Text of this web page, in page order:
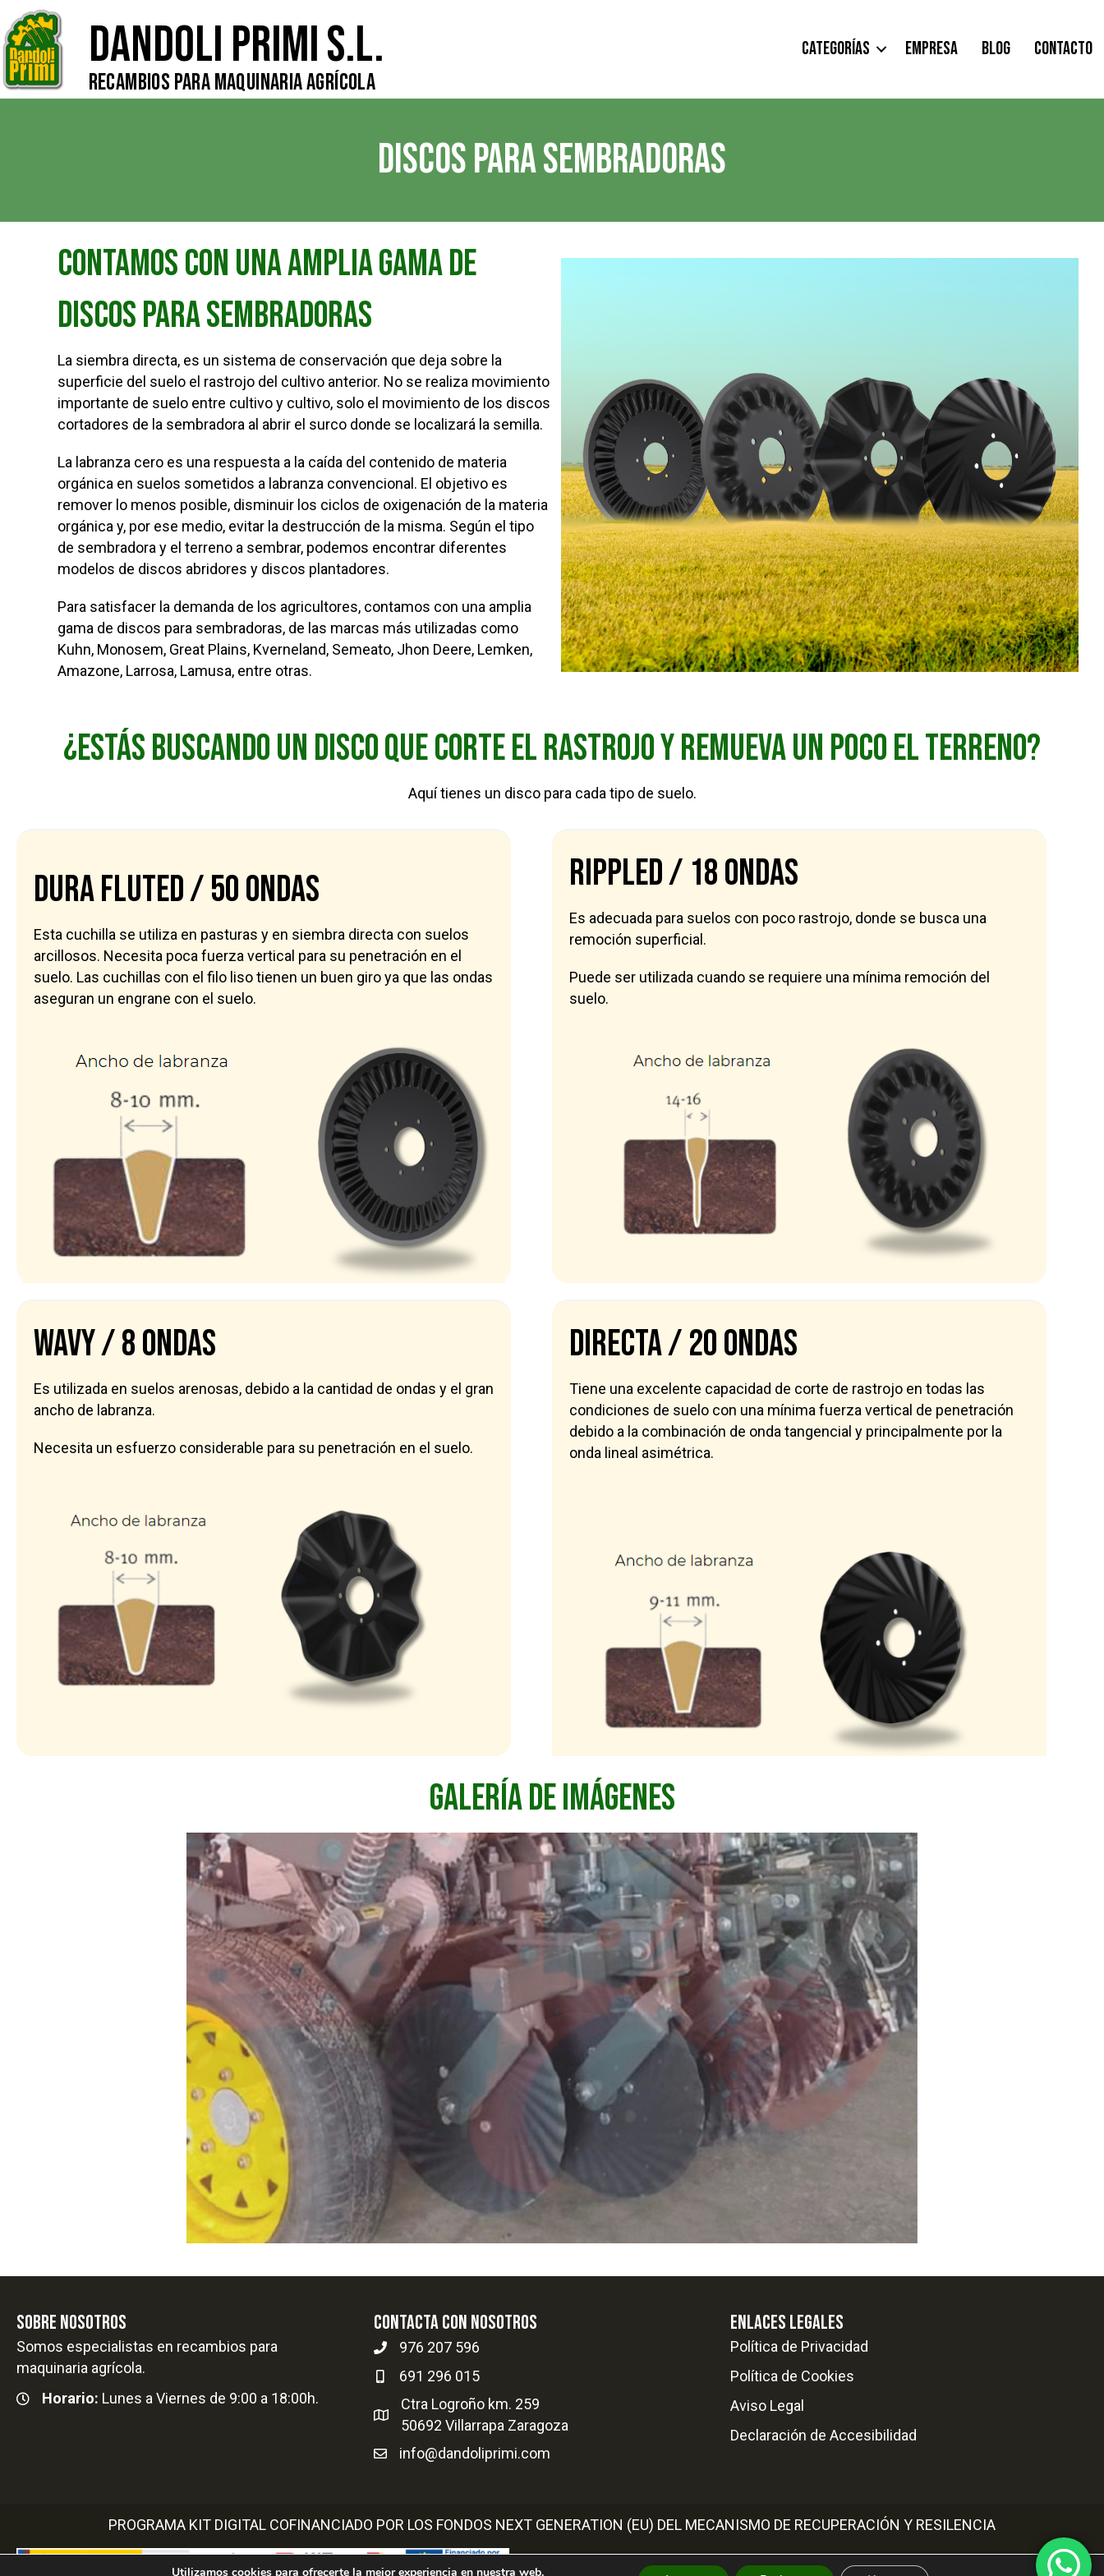
Dandoli Primi S.L.
Recambios para Maquinaria Agrícola
CATEGORÍAS EMPRESA BLOG CONTACTO
DISCOS PARA SEMBRADORAS
Contamos con una amplia gama de
discos para sembradoras
La siembra directa, es un sistema de conservación que deja sobre la
superficie del suelo el rastrojo del cultivo anterior. No se realiza movimiento
importante de suelo entre cultivo y cultivo, solo el movimiento de los discos
cortadores de la sembradora al abrir el surco donde se localizará la semilla.
La labranza cero es una respuesta a la caída del contenido de materia
orgánica en suelos sometidos a labranza convencional. El objetivo es
remover lo menos posible, disminuir los ciclos de oxigenación de la materia
orgánica y, por ese medio, evitar la destrucción de la misma. Según el tipo
de sembradora y el terreno a sembrar, podemos encontrar diferentes
modelos de discos abridores y discos plantadores.
Para satisfacer la demanda de los agricultores, contamos con una amplia
gama de discos para sembradoras, de las marcas más utilizadas como
Kuhn, Monosem, Great Plains, Kverneland, Semeato, Jhon Deere, Lemken,
Amazone, Larrosa, Lamusa, entre otras.
¿Estás buscando un disco que corte el rastrojo y remueva un poco el terreno?
Aquí tienes un disco para cada tipo de suelo.
DURA FLUTED / 50 ondas
Esta cuchilla se utiliza en pasturas y en siembra directa con suelos
arcillosos. Necesita poca fuerza vertical para su penetración en el
suelo. Las cuchillas con el filo liso tienen un buen giro ya que las ondas
aseguran un engrane con el suelo.
RIPPLED / 18 ondas
Es adecuada para suelos con poco rastrojo, donde se busca una
remoción superficial.
Puede ser utilizada cuando se requiere una mínima remoción del
suelo.
WAVY / 8 ondas
Es utilizada en suelos arenosas, debido a la cantidad de ondas y el gran
ancho de labranza.
Necesita un esfuerzo considerable para su penetración en el suelo.
DIRECTA / 20 ondas
Tiene una excelente capacidad de corte de rastrojo en todas las
condiciones de suelo con una mínima fuerza vertical de penetración
debido a la combinación de onda tangencial y principalmente por la
onda lineal asimétrica.
GALERÍA DE IMÁGENES
SOBRE NOSOTROS
Somos especialistas en recambios para
maquinaria agrícola.
Horario: Lunes a Viernes de 9:00 a 18:00h.
Contacta con nosotros
976 207 596
691 296 015
Ctra Logroño km. 259
50692 Villarrapa Zaragoza
info@dandoliprimi.com
ENLACES LEGALES
Política de Privacidad
Política de Cookies
Aviso Legal
Declaración de Accesibilidad
PROGRAMA KIT DIGITAL COFINANCIADO POR LOS FONDOS NEXT GENERATION (EU) DEL MECANISMO DE RECUPERACIÓN Y RESILENCIA
Utilizamos cookies para ofrecerte la mejor experiencia en nuestra web.